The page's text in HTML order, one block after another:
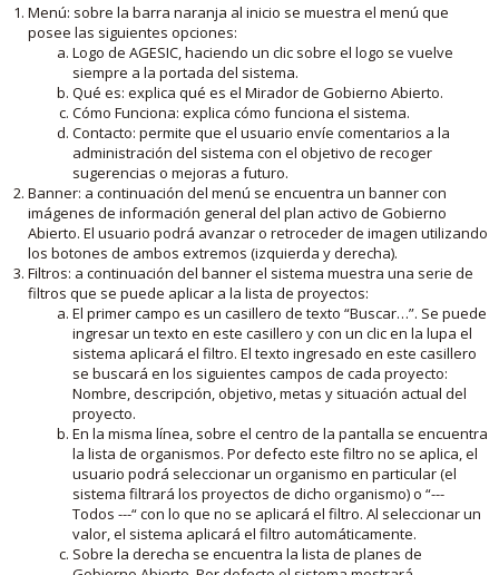
Menú: sobre la barra naranja al inicio se muestra el menú que
posee las siguientes opciones:
Logo de AGESIC, haciendo un clic sobre el logo se vuelve
siempre a la portada del sistema.
Qué es: explica qué es el Mirador de Gobierno Abierto.
Cómo Funciona: explica cómo funciona el sistema.
Contacto: permite que el usuario envíe comentarios a la
administración del sistema con el objetivo de recoger
sugerencias o mejoras a futuro.
Banner: a continuación del menú se encuentra un banner con
imágenes de información general del plan activo de Gobierno
Abierto. El usuario podrá avanzar o retroceder de imagen utilizando
los botones de ambos extremos (izquierda y derecha).
Filtros: a continuación del banner el sistema muestra una serie de
filtros que se puede aplicar a la lista de proyectos:
El primer campo es un casillero de texto “Buscar…”. Se puede
ingresar un texto en este casillero y con un clic en la lupa el
sistema aplicará el filtro. El texto ingresado en este casillero
se buscará en los siguientes campos de cada proyecto:
Nombre, descripción, objetivo, metas y situación actual del
proyecto.
En la misma línea, sobre el centro de la pantalla se encuentra
la lista de organismos. Por defecto este filtro no se aplica, el
usuario podrá seleccionar un organismo en particular (el
sistema filtrará los proyectos de dicho organismo) o “---
Todos ---“ con lo que no se aplicará el filtro. Al seleccionar un
valor, el sistema aplicará el filtro automáticamente.
Sobre la derecha se encuentra la lista de planes de